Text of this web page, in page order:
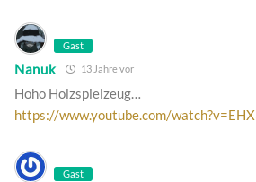
Gast
Nanuk 13 Jahre vor
Hoho Holzspielzeug…
https://www.youtube.com/
Gast